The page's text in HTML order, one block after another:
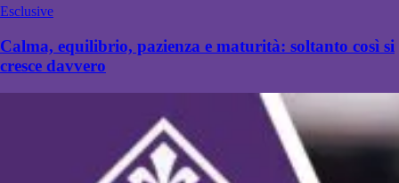
Esclusive
Calma, equilibrio, pazienza e maturità: soltanto così si
cresce davvero